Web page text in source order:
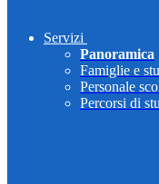
Servizi
Panoramica
Famiglie e
Personale
Percorsi di